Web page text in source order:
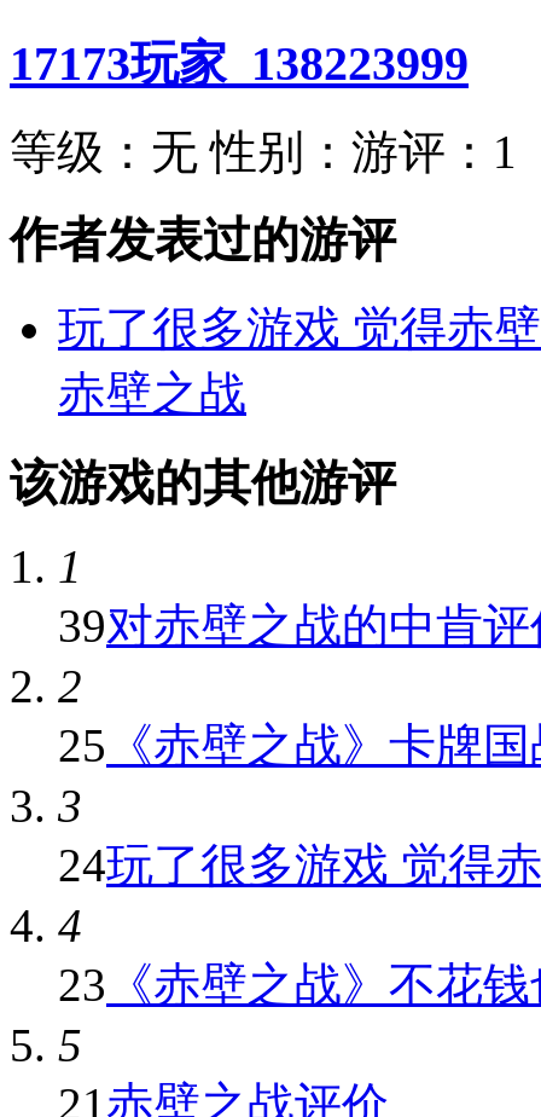
17173玩家_138223999
等级： 无 性别： 游评： 1
作者发表过的游评
玩了很多游戏 觉得赤
赤壁之战
该游戏的其他游评
1
39对赤壁之战的中肯评
2
25 《赤壁之战》卡牌
3
24玩了很多游戏 觉得
4
23 《赤壁之战》不花
5
21 赤壁之战评价